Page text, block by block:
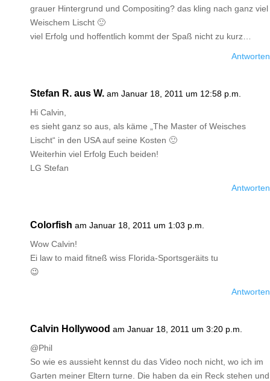
grauer Hintergrund und Compositing? das kling nach ganz viel
Weischem Lischt 🙂
viel Erfolg und hoffentlich kommt der Spaß nicht zu kurz…
Antworten
Stefan R. aus W. am Januar 18, 2011 um 12:58 p.m.
Hi Calvin,
es sieht ganz so aus, als käme „The Master of Weisches
Lischt“ in den USA auf seine Kosten 🙂
Weiterhin viel Erfolg Euch beiden!
LG Stefan
Antworten
Colorfish am Januar 18, 2011 um 1:03 p.m.
Wow Calvin!
Ei law to maid fitneß wiss Florida-Sportsgeräits tu
😉
Antworten
Calvin Hollywood am Januar 18, 2011 um 3:20 p.m.
@Phil
So wie es aussieht kennst du das Video noch nicht, wo ich im
Garten meiner Eltern turne. Die haben da ein Reck stehen und